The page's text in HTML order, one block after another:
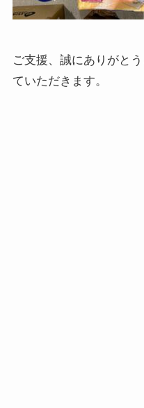
ご支援、誠にありがと
ていただきます。